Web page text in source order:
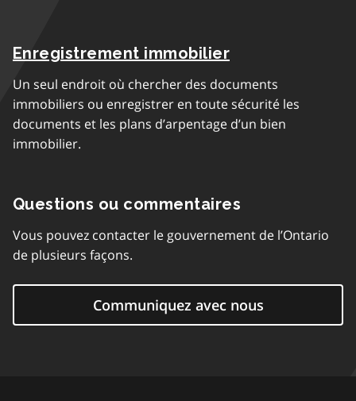
Enregistrement immobilier
Un seul endroit où chercher des documents
immobiliers ou enregistrer en toute sécurité les
documents et les plans d’arpentage d’un bien
immobilier.
Questions ou commentaires
Vous pouvez contacter le gouvernement de l’Ontario
de plusieurs façons.
Communiquez avec nous